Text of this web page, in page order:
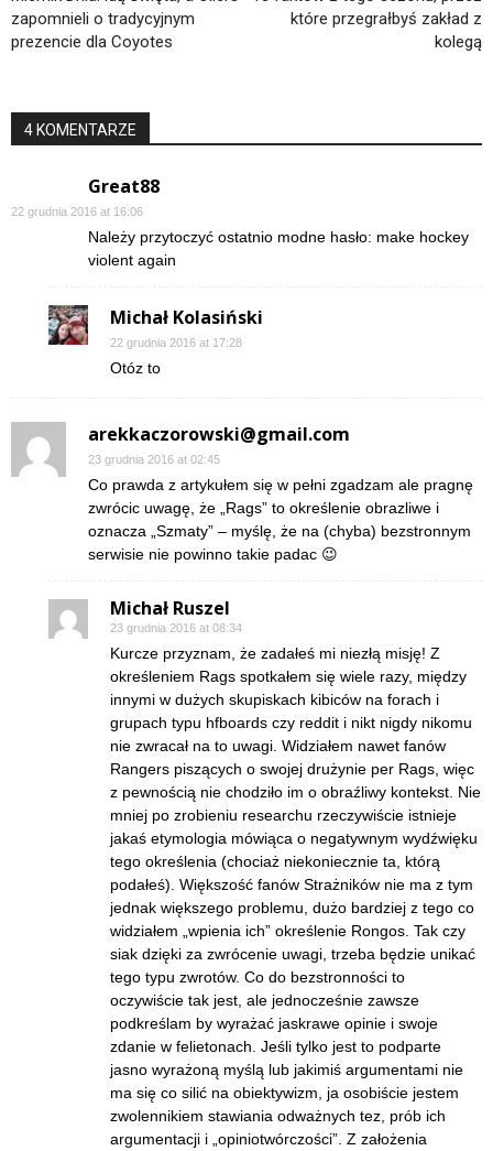
zapomnieli o tradycyjnym
prezencie dla Coyotes
które przegrałbyś zakład z
kolegą
4 KOMENTARZE
Great88
22 grudnia 2016 at 16:06
Należy przytoczyć ostatnio modne hasło: make hockey
violent again
Michał Kolasiński
22 grudnia 2016 at 17:28
Otóz to
arekkaczorowski@gmail.com
23 grudnia 2016 at 02:45
Co prawda z artykułem się w pełni zgadzam ale pragnę
zwrócic uwagę, że „Rags” to określenie obrazliwe i
oznacza „Szmaty” – myślę, że na (chyba) bezstronnym
serwisie nie powinno takie padac 😉
Michał Ruszel
23 grudnia 2016 at 08:34
Kurcze przyznam, że zadałeś mi niezłą misję! Z
określeniem Rags spotkałem się wiele razy, między
innymi w dużych skupiskach kibiców na forach i
grupach typu hfboards czy reddit i nikt nigdy nikomu
nie zwracał na to uwagi. Widziałem nawet fanów
Rangers piszących o swojej drużynie per Rags, więc
z pewnością nie chodziło im o obraźliwy kontekst. Nie
mniej po zrobieniu researchu rzeczywiście istnieje
jakaś etymologia mówiąca o negatywnym wydźwięku
tego określenia (chociaż niekoniecznie ta, którą
podałeś). Większość fanów Strażników nie ma z tym
jednak większego problemu, dużo bardziej z tego co
widziałem „wpienia ich” określenie Rongos. Tak czy
siak dzięki za zwrócenie uwagi, trzeba będzie unikać
tego typu zwrotów. Co do bezstronności to
oczywiście tak jest, ale jednocześnie zawsze
podkreślam by wyrażać jaskrawe opinie i swoje
zdanie w felietonach. Jeśli tylko jest to podparte
jasno wyrażoną myślą lub jakimiś argumentami nie
ma się co silić na obiektywizm, ja osobiście jestem
zwolennikiem stawiania odważnych tez, prób ich
argumentacji i „opiniotwórczości”. Z założenia